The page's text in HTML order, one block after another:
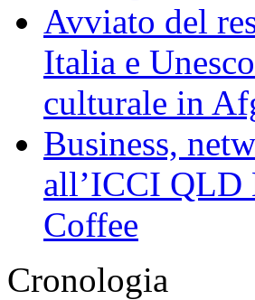
Avviato del
Italia e
culturale in
Business,
all’ICCI QLD
Coffee
Cronologia